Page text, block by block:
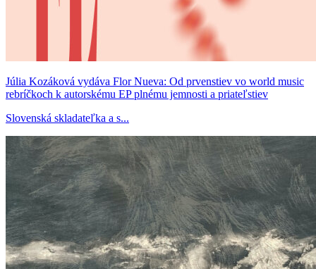
Júlia Kozáková vydáva Flor Nueva: Od prvenstiev vo world music
rebríčkoch k autorskému EP plnému jemnosti a priateľstiev
Slovenská skladateľka a s...